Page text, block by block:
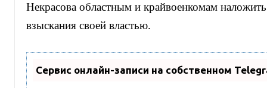
Некрасова областным и крайвоенкомам
взыскания своей властью.
Сервис онлайн-записи на собственном